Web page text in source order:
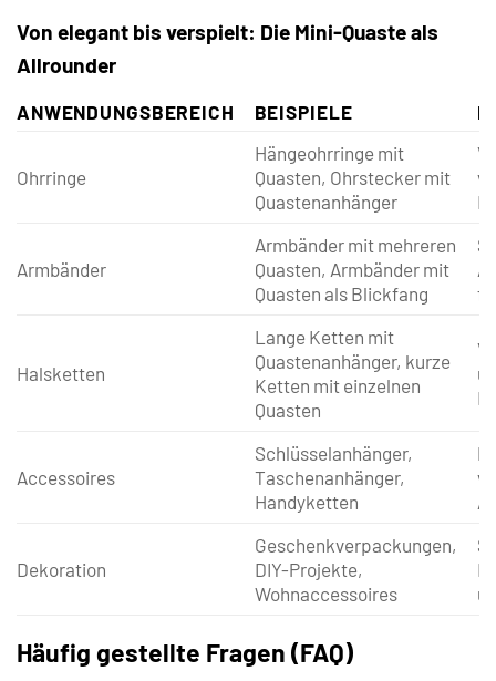
Von elegant bis verspielt: Die Mini-Quaste als
Allrounder
ANWENDUNGSBEREICH BEISPIELE
Ohrringe
Hängeohrringe mit
Quasten, Ohrstecker mit
Quastenanhänger
Armbänder
Armbänder mit mehreren
Quasten, Armbänder mit
Quasten als Blickfang
Halsketten
Lange Ketten mit
Quastenanhänger, kurze
Ketten mit einzelnen
Quasten
Accessoires
Schlüsselanhänger,
Taschenanhänger,
Handyketten
Dekoration
Geschenkverpackungen,
DIY-Projekte,
Wohnaccessoires
Häufig gestellte Fragen (FAQ)